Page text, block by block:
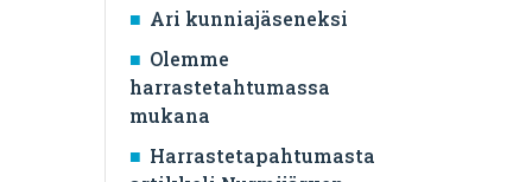
Ari kunniajäseneksi
Olemme
harrastetahtumassa
mukana
Harrastetapahtumasta